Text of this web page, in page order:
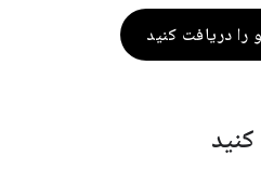
را دریافت کنید